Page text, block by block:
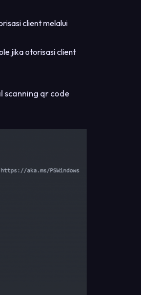
client melalui
jika otorisasi client
scanning qr code